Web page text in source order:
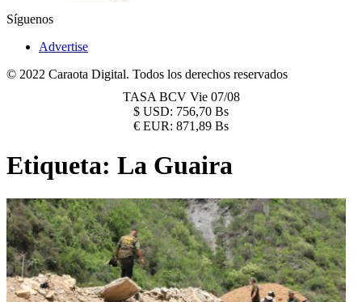
Síguenos
Advertise
© 2022 Caraota Digital. Todos los derechos reservados
TASA BCV Vie 07/08
$ USD: 756,70 Bs
€ EUR: 871,89 Bs
Etiqueta: La Guaira